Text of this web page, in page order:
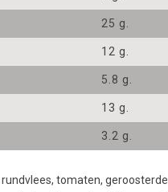
25 g.
12 g.
5.8 g.
13 g.
3.2 g.
rundvlees, tomaten,